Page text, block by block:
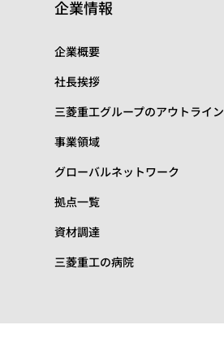
企業情報
企業概要
社長挨拶
三菱重工グループのアウトライン
事業領域
グローバルネットワーク
拠点一覧
資材調達
三菱重工の病院